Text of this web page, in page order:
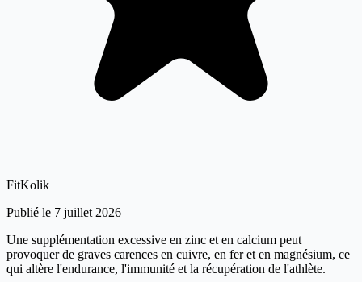
FitKolik
Publié le 7 juillet 2026
Une supplémentation excessive en zinc et en calcium peut
provoquer de graves carences en cuivre, en fer et en magnésium, ce
qui altère l'endurance, l'immunité et la récupération de l'athlète.